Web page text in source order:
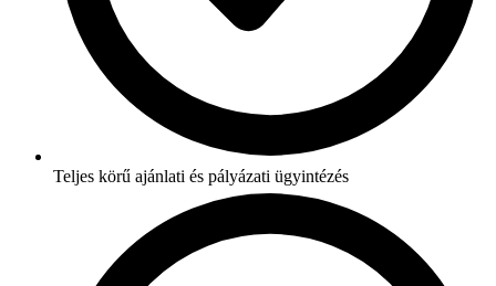
Teljes körű ajánlati és pályázati ügyintézés